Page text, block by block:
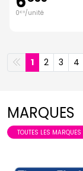
0€ 11/unité
1 2 3 4
MARQUES
TOUTES LES MARQUES